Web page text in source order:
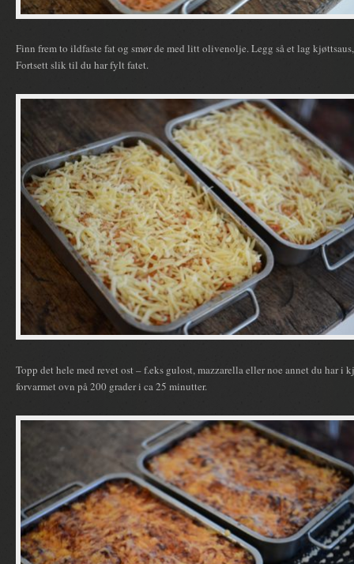
Finn frem to ildfaste fat og smør de med litt olivenolje. Legg så et lag
Fortsett slik til du har fylt fatet.
Topp det hele med revet ost – f.eks gulost, mazzarella eller noe annet du har i
forvarmet ovn på 200 grader i ca 25 minutter.